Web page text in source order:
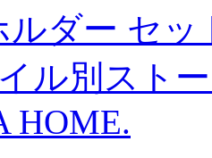
ダー セッ
ル別スト
HOME.